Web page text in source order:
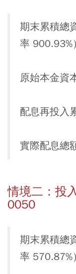
期末累積總
率 900.93%）
原始本金資
配息再投入
實際配息總
情境二：投
0050
期末累積總
率 570.87%）